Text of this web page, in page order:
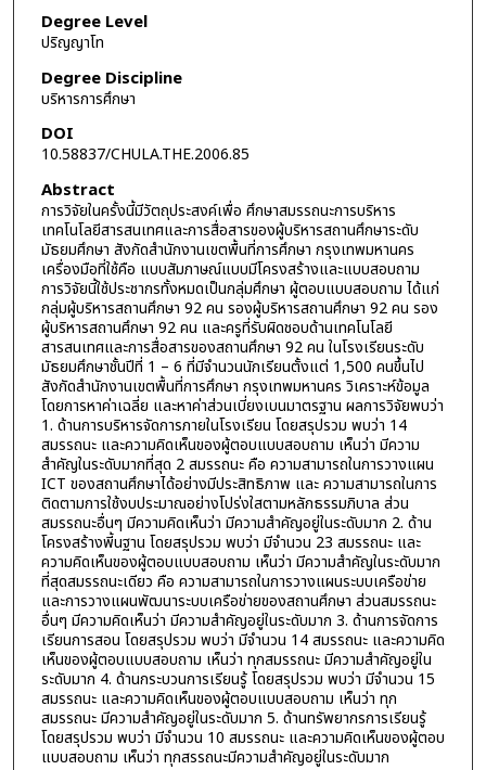
Degree Level
ปริญญาโท
Degree Discipline
บริหารการศึกษา
DOI
10.58837/CHULA.THE.2006.85
Abstract
การวิจัยในครั้งนี้มีวัตถุประสงค์เพื่อ ศึกษาสมรรถนะการบริหาร
เทคโนโลยีสารสนเทศและการสื่อสารของผู้บริหารสถานศึกษาระดับ
มัธยมศึกษา สังกัดสำนักงานเขตพื้นที่การศึกษา กรุงเทพมหานคร
เครื่องมือที่ใช้คือ แบบสัมภาษณ์แบบมีโครงสร้างและแบบสอบถาม
การวิจัยนี้ใช้ประชากรทั้งหมดเป็นกลุ่มศึกษา ผู้ตอบแบบสอบถาม ได้แก่
กลุ่มผู้บริหารสถานศึกษา 92 คน รองผู้บริหารสถานศึกษา 92 คน รอง
ผู้บริหารสถานศึกษา 92 คน และครูที่รับผิดชอบด้านเทคโนโลยี
สารสนเทศและการสื่อสารของสถานศึกษา 92 คน ในโรงเรียนระดับ
มัธยมศึกษาชั้นปีที่ 1 – 6 ที่มีจำนวนนักเรียนตั้งแต่ 1,500 คนขึ้นไป
สังกัดสำนักงานเขตพื้นที่การศึกษา กรุงเทพมหานคร วิเคราะห์ข้อมูล
โดยการหาค่าเฉลี่ย และหาค่าส่วนเบี่ยงเบนมาตรฐาน ผลการวิจัยพบว่า
1. ด้านการบริหารจัดการภายในโรงเรียน โดยสรุปรวม พบว่า 14
สมรรถนะ และความคิดเห็นของผู้ตอบแบบสอบถาม เห็นว่า มีความ
สำคัญในระดับมากที่สุด 2 สมรรถนะ คือ ความสามารถในการวางแผน
ICT ของสถานศึกษาได้อย่างมีประสิทธิภาพ และ ความสามารถในการ
ติดตามการใช้งบประมาณอย่างโปร่งใสตามหลักธรรมภิบาล ส่วน
สมรรถนะอื่นๆ มีความคิดเห็นว่า มีความสำคัญอยู่ในระดับมาก 2. ด้าน
โครงสร้างพี้นฐาน โดยสรุปรวม พบว่า มีจำนวน 23 สมรรถนะ และ
ความคิดเห็นของผู้ตอบแบบสอบถาม เห็นว่า มีความสำคัญในระดับมาก
ที่สุดสมรรถนะเดียว คือ ความสามารถในการวางแผนระบบเครือข่าย
และการวางแผนพัฒนาระบบเครือข่ายของสถานศึกษา ส่วนสมรรถนะ
อื่นๆ มีความคิดเห็นว่า มีความสำคัญอยู่ในระดับมาก 3. ด้านการจัดการ
เรียนการสอน โดยสรุปรวม พบว่า มีจำนวน 14 สมรรถนะ และความคิด
เห็นของผู้ตอบแบบสอบถาม เห็นว่า ทุกสมรรถนะ มีความสำคัญอยู่ใน
ระดับมาก 4. ด้านกระบวนการเรียนรู้ โดยสรุปรวม พบว่า มีจำนวน 15
สมรรถนะ และความคิดเห็นของผู้ตอบแบบสอบถาม เห็นว่า ทุก
สมรรถนะ มีความสำคัญอยู่ในระดับมาก 5. ด้านทรัพยากรการเรียนรู้
โดยสรุปรวม พบว่า มีจำนวน 10 สมรรถนะ และความคิดเห็นของผู้ตอบ
แบบสอบถาม เห็นว่า ทุกสรรถนะมีความสำคัญอยู่ในระดับมาก